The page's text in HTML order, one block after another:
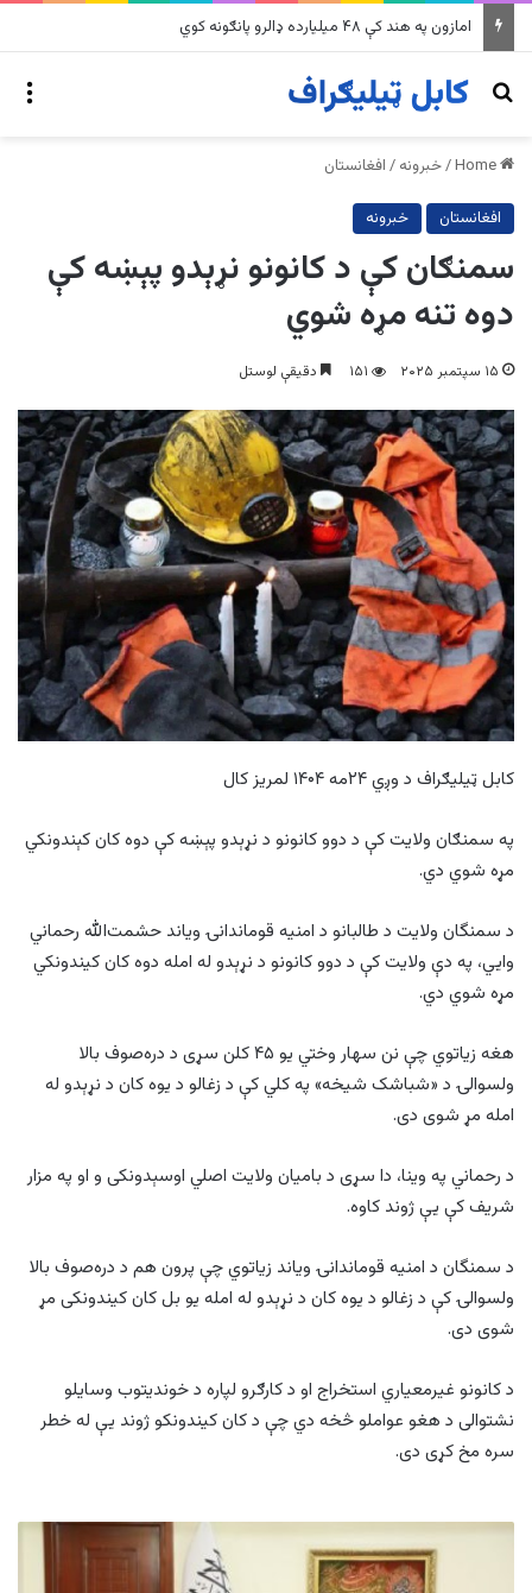
په وینزویلا کې زورورو زلزلو پراخ زیانونه اړولي
Search for
/خبرونه / افغانستان
افغانستان خبرونه
سمنګان کې د کانونو نړېدو پېښه کې
دوه تنه مړه شوي
۱۵ سپتمبر ۲۰۲۵ ۱۵۱ دقیقې لوستل
کابل ټیلیګراف د وږي ۲۴مه ۱۴۰۴ لمریز کال
په سمنګان ولایت کې د دوو کانونو د نړېدو پېښه کې دوه کان کېندونکي
مړه شوي دي.
د سمنگان ولایت د طالبانو د امنیه قوماندانۍ ویاند حشمت‌الله رحماني
وايي، په دې ولایت کې د دوو کانونو د نړېدو له امله دوه کان کیندونکي
مړه شوي دي.
هغه زیاتوي چې نن سهار وختي یو ۴۵ کلن سړی د دره‌صوف بالا
ولسوالۍ د «شباشک شیخه» په کلي کې د زغالو د یوه کان د نړېدو له
امله مړ شوی دی.
د رحماني په وینا، دا سړی د بامیان ولایت اصلي اوسېدونکی و او په مزار
شریف کې یې ژوند کاوه.
د سمنگان د امنیه قوماندانۍ ویاند زیاتوي چې پرون هم د دره‌صوف بالا
ولسوالۍ کې د زغالو د یوه کان د نړېدو له امله یو بل کان کیندونکی مړ
شوی دی.
د کانونو غیرمعیاري استخراج او د کارګرو لپاره د خوندیتوب وسایلو
نشتوالی د هغو عواملو څخه دي چې د کان کیندونکو ژوند یې له خطر
سره مخ کړی دی.
د